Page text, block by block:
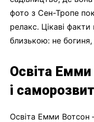
фото з Сен-Тропе
релакс. Цікаві
близькою: не
Освіта
і
Освіта Емми Вотсон